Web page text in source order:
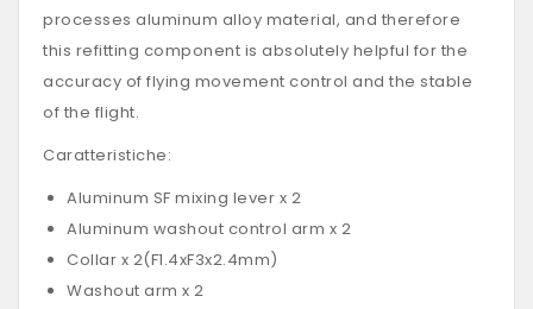
processes aluminum alloy material, and therefore
this refitting component is absolutely helpful for the
accuracy of flying movement control and the stable
of the flight.
Caratteristiche:
Aluminum SF mixing lever x 2
Aluminum washout control arm x 2
Collar x 2(F1.4xF3x2.4mm)
Washout arm x 2